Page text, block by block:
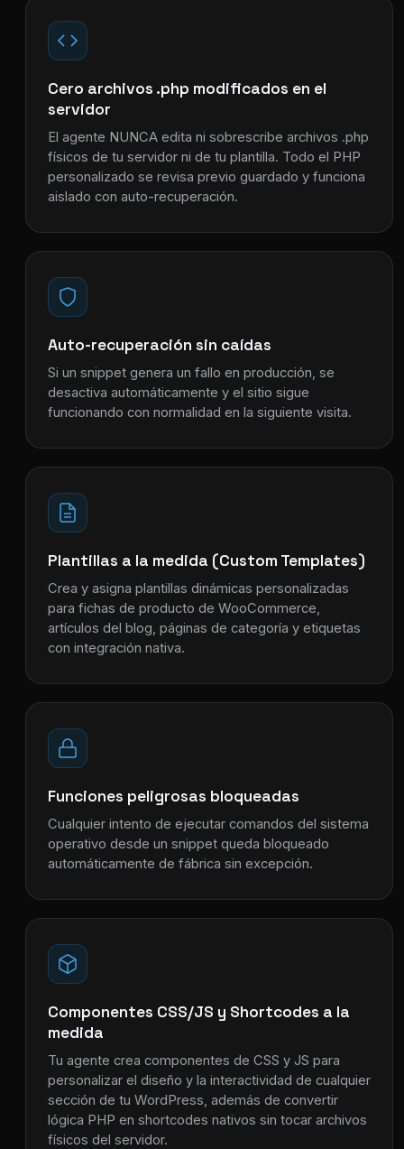
Cero archivos .php modificados en el
servidor
El agente NUNCA edita ni sobrescribe archivos .php
físicos de tu servidor ni de tu plantilla. Todo el PHP
personalizado se revisa previo guardado y funciona
aislado con auto-recuperación.
Auto-recuperación sin caídas
Si un snippet genera un fallo en producción, se
desactiva automáticamente y el sitio sigue
funcionando con normalidad en la siguiente visita.
Plantillas a la medida (Custom Templates)
Crea y asigna plantillas dinámicas personalizadas
para fichas de producto de WooCommerce,
artículos del blog, páginas de categoría y etiquetas
con integración nativa.
Funciones peligrosas bloqueadas
Cualquier intento de ejecutar comandos del sistema
operativo desde un snippet queda bloqueado
automáticamente de fábrica sin excepción.
Componentes CSS/JS y Shortcodes a la
medida
Tu agente crea componentes de CSS y JS para
personalizar el diseño y la interactividad de cualquier
sección de tu WordPress, además de convertir
lógica PHP en shortcodes nativos sin tocar archivos
físicos del servidor.